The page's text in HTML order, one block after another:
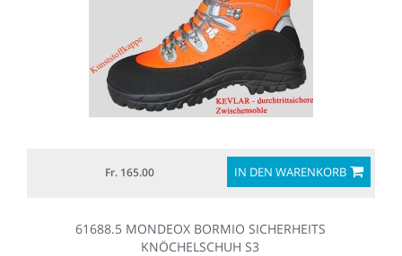
IN DEN WARENKORB
Fr. 165.00
61688.5 MONDEOX BORMIO SICHERHEITS
KNÖCHELSCHUH S3